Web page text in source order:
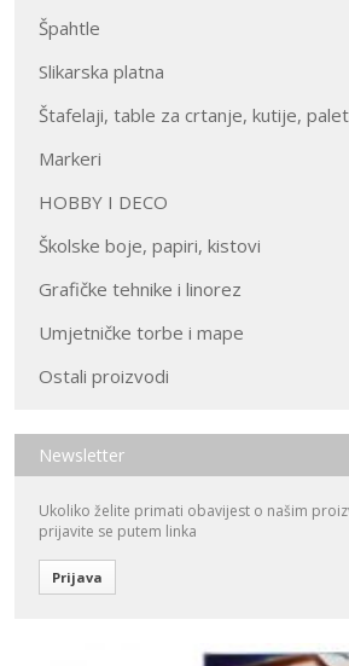
Špahtle
Slikarska platna
Štafelaji, table za crtanje, kutije,
Markeri
HOBBY I DECO
Školske boje, papiri, kistovi
Grafičke tehnike i linorez
Umjetničke torbe i mape
Ostali proizvodi
Newsletter
Ukoliko želite primati obavijest o našim
prijavite se putem linka
Prijava